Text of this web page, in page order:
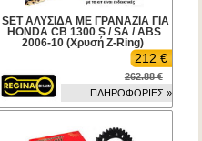
SET ΑΛΥΣΙΔΑ ΜΕ ΓΡΑΝΑΖΙΑ ΓΙΑ
HONDA CB 1300 S / SA / ABS
2006-10 (Χρυσή Z-Ring)
212 €
262.88 €
ΠΛΗΡΟΦΟΡΙΕΣ »